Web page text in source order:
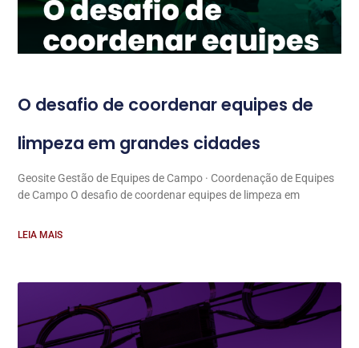
O desafio de coordenar equipes de
limpeza em grandes cidades
Geosite Gestão de Equipes de Campo · Coordenação de Equipes
de Campo O desafio de coordenar equipes de limpeza em
LEIA MAIS